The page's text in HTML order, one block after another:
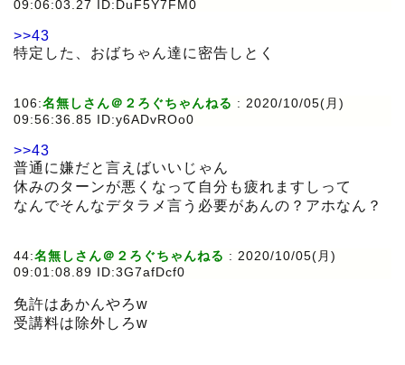
09:06:03.27 ID:DuF5Y7FM0
>>43
特定した、おばちゃん達に密告しとく
106:名無しさん＠２ろぐちゃんねる : 2020/10/05(月)
09:56:36.85 ID:y6ADvROo0
>>43
普通に嫌だと言えばいいじゃん
休みのターンが悪くなって自分も疲れますしって
なんでそんなデタラメ言う必要があんの？アホなん？
44:名無しさん＠２ろぐちゃんねる : 2020/10/05(月)
09:01:08.89 ID:3G7afDcf0
免許はあかんやろw
受講料は除外しろw